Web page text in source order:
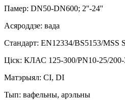
Памер: DN50-DN600; 2''-24''
Асяроддзе: вада
Стандарт: EN12334/BS5153/MSS
Ціск: КЛАС 125-300/PN10-25/200-
Матэрыял: CI, DI
Тып: вафельны, арэльны